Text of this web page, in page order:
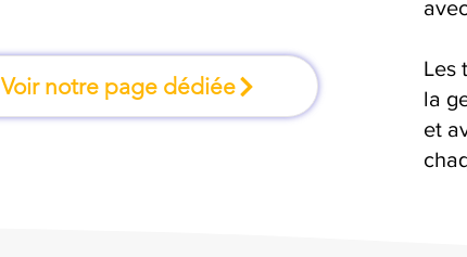
Voir notre page dédiée
Les
la
et